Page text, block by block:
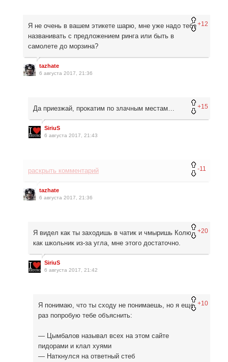
+12
Я не очень в вашем этикете шарю, мне уже надо тебе
названивать с предложением ринга или быть в
самолете до морзина?
tazhate
6 августа 2017, 21:36
+15
Да приезжай, прокатим по злачным местам…
SiriuS
6 августа 2017, 21:43
-11
раскрыть комментарий
tazhate
6 августа 2017, 21:36
+20
Я видел как ты заходишь в чатик и чмыришь Колю,
как школьник из-за угла, мне этого достаточно.
SiriuS
6 августа 2017, 21:42
+10
Я понимаю, что ты сходу не понимаешь, но я еще
раз попробую тебе объяснить:
— Цымбалов называл всех на этом сайте
пидорами и клал хуями
— Наткнулся на ответный стеб